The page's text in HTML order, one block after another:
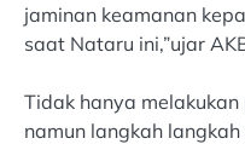
jaminan keamanan
saat Nataru ini,”ujar
Tidak hanya
namun langkah